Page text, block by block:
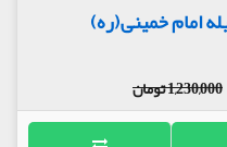
امام خمینی(ره)
1,230,000 تومان